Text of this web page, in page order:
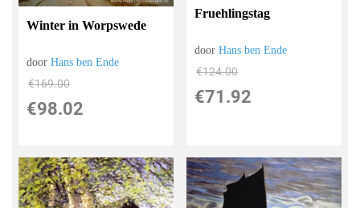
Winter in Worpswede
doorHans ben Ende
€169.00
€98.02
Fruehlingstag
doorHans ben Ende
€124.00
€71.92